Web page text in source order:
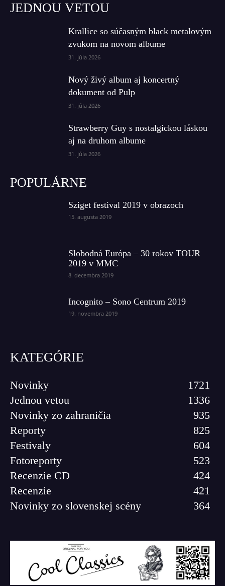
JEDNOU VETOU
Krallice so súčasným black metalovým
zvukom na novom albume
31. júla 2026
Nový živý album aj koncertný
dokument od Pulp
31. júla 2026
Strawberry Guy s nostalgickou láskou
aj na druhom albume
31. júla 2026
POPULÁRNE
Sziget festival 2019 v obrazoch
15. augusta 2019
Slobodná Európa – 30 rokov TOUR
2019 v MMC
8. decembra 2019
Incognito – Sono Centrum 2019
19. novembra 2019
KATEGÓRIE
Novinky
1721
Jednou vetou
1336
Novinky zo zahraničia
935
Reporty
825
Festivaly
604
Fotoreporty
523
Recenzie CD
424
Recenzie
421
Novinky zo slovenskej scény
364